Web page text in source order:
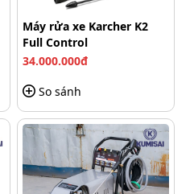
Máy rửa xe Karcher K2
Full Control
34.000.000đ
So sánh